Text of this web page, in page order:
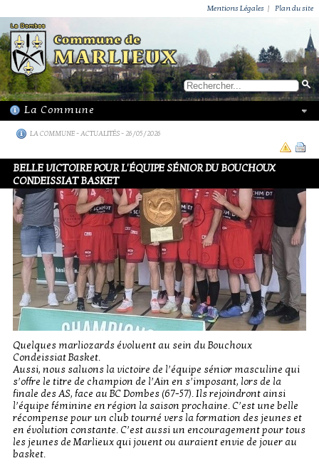
Mentions Légales | Plan du site
LA COMMUNE-ACTUALITÉS- 26/05/2026
BELLE VICTOIRE POUR L'ÉQUIPE SÉNIOR DU BOUCHOUX
CONDEISSIAT BASKET
Quelques marliozards évoluent au sein du Bouchoux
Condeissiat Basket.
Aussi, nous saluons la victoire de l’équipe sénior masculine qui
s’offre le titre de champion de l’Ain en s’imposant, lors de la
finale des AS, face au BC Dombes (67-57). Ils rejoindront ainsi
l’équipe féminine en région la saison prochaine. C’est une belle
récompense pour un club tourné vers la formation des jeunes et
en évolution constante. C’est aussi un encouragement pour tous
les jeunes de Marlieux qui jouent ou auraient envie de jouer au
basket.